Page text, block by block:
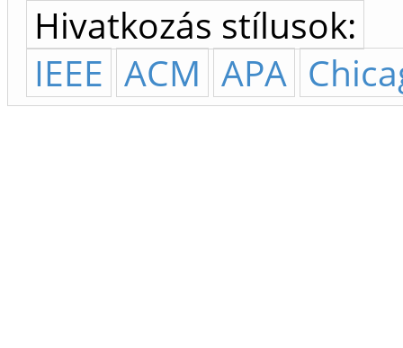
Hivatkozás stílusok:
IEEE ACM APA